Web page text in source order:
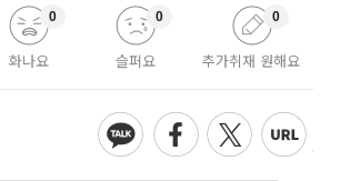
화나요
0
슬퍼요
0
추가취재 원해요
0